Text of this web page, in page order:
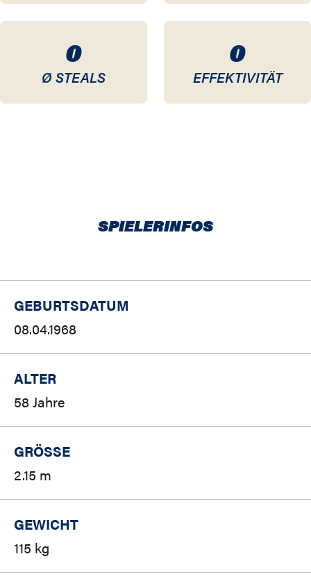
0
Ø STEALS
0
EFFEKTIVITÄT
SPIELERINFOS
GEBURTSDATUM
08.04.1968
ALTER
58 Jahre
GRÖSSE
2.15 m
GEWICHT
115 kg